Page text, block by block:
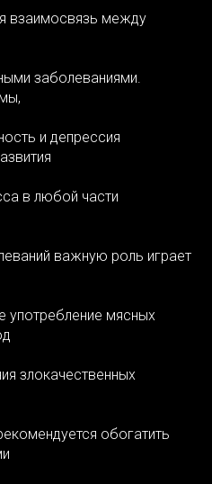
взаимосвязь между
заболеваниями.
и депрессия
в любой части
важную роль играет
употребление мясных
злокачественных
обогатить